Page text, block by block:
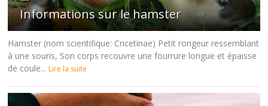
Informations sur le hamster
Hamster (nom scientifique: Cricetinae) Petit rongeur ressemblant
à une souris, Son corps recouvre une fourrure longue et épaisse
de coule... Lire la suite